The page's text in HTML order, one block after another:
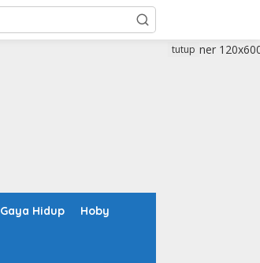
Gaya Hidup Hoby
tutup